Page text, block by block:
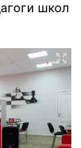
школ